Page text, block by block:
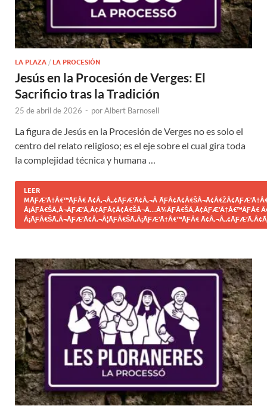
LA PLAZA / LA PROCESIÓN
Jesús en la Procesión de Verges: El
Sacrificio tras la Tradición
25 de abril de 2026 - porAlbert Barnosell
La figura de Jesús en la Procesión de Verges no es solo el
centro del relato religioso; es el eje sobre el cual gira toda
la complejidad técnica y humana …
LEER
MÃƑÆ’Ã†Â€™ÃƑÂ€ Ã¢Â‚¬Â„¢ÃƑÆ’Ã¢Â‚¬Â
Â¡ÃƑÂ€ŠÃ‚Â¬ÃƑÆ’Ã‚Â¢ÃƑÂ¢Ã¢Â€ŠÂ¬Ã…Â¾ÃƑÂ€ŠÃ‚Â¢ÃƑÆ’Ã†Â€™ÃƑÂ€
Â¡ÃƑÂ€ŠÃ‚Â¬ÃƑÆ’Ã¢Â‚¬Â¦ÃƑÂ€ŠÃ‚Â¡ÃƑÆ’Ã†Â€™ÃƑÂ€